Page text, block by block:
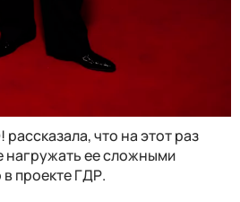
рассказала, что на этот раз
ее сложными
проекте ГДР.